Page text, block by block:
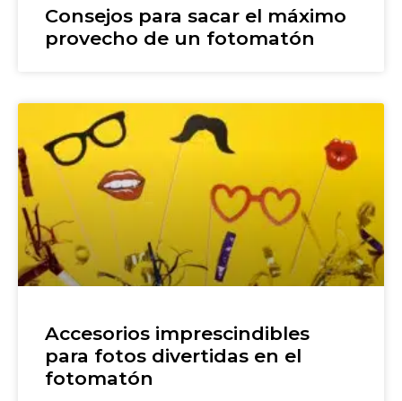
Consejos para sacar el máximo
provecho de un fotomatón
Accesorios imprescindibles
para fotos divertidas en el
fotomatón